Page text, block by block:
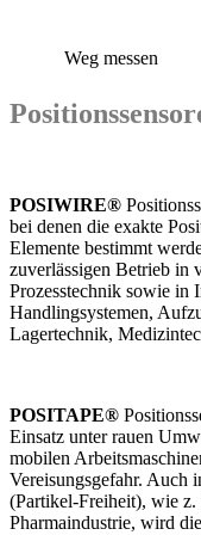
Weg messen
POSIWIRE®
bei denen die exakte
Elemente bestimmt
zuverlässigen Betrieb in
Prozesstechnik sowie in
Handlingsystemen,
Lagertechnik,
POSITAPE®
Einsatz unter rauen
mobilen
Vereisungsgefahr. Auch
(Partikel-Freiheit), wie
Pharmaindustrie, wird